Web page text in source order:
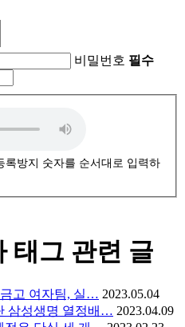
비밀번호 필수
록방지 숫자를 순서대로 입력하
태그 관련 글
고 여자팀, 실… 2023.05.04
삼성생명 열정배… 2023.04.09